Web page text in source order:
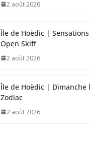
2 août 2026
Île de Hoëdic |
Open Skiff
2 août 2026
Île de Hoëdic | Dimanche
Zodiac
2 août 2026